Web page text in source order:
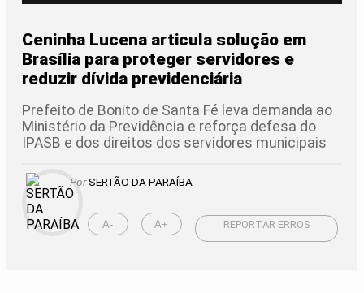
Ceninha Lucena articula solução em
Brasília para proteger servidores e
reduzir dívida previdenciária
Prefeito de Bonito de Santa Fé leva demanda ao
Ministério da Previdência e reforça defesa do
IPASB e dos direitos dos servidores municipais
PorSERTÃO DA PARAÍBA
A- A+ REPORTAR ERROS